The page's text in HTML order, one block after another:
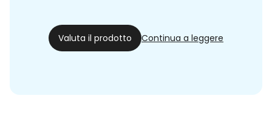
Valuta il prodotto Continua a leggere